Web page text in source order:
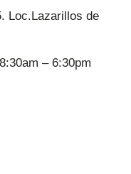
Loc.Lazarillos de
– 6:30pm